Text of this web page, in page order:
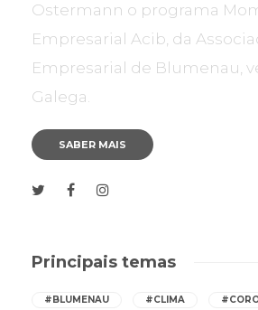
Ostermann o programa
Empresarial Acib, da
Empresarial de Blumenau,
Galega.
SABER MAIS
Principais temas
#BLUMENAU #CLIMA